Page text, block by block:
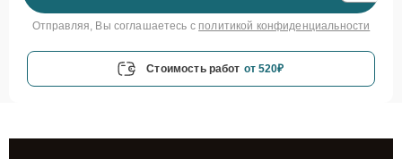
Отправляя, Вы соглашаетесь с политикой конфиденциальности
Стоимость работ от 520₽